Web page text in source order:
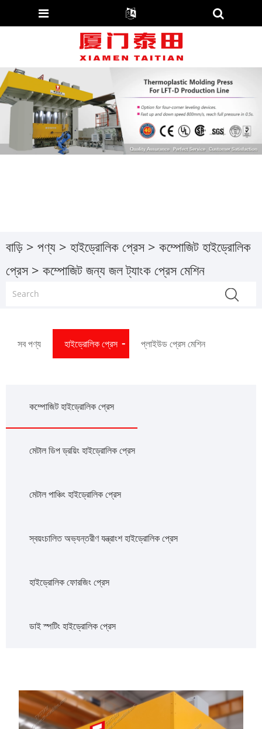
বাড়ি > পণ্য > হাইড্রোলিক প্রেস> কম্পোজিট হাইড্রোলিক
প্রেস> কম্পোজিট জন্য জল ট্যাংক প্রেস মেশিন
সব পণ্য হাইড্রোলিক প্রেস প্লাইউড প্রেস মেশিন
কম্পোজিট হাইড্রোলিক প্রেস
মেটাল ডিপ ড্রয়িং হাইড্রোলিক প্রেস
মেটাল পাঞ্চিং হাইড্রোলিক প্রেস
স্বয়ংচালিত অভ্যন্তরীণ যন্ত্রাংশ হাইড্রোলিক প্রেস
হাইড্রোলিক ফোরজিং প্রেস
ডাই স্পটিং হাইড্রোলিক প্রেস